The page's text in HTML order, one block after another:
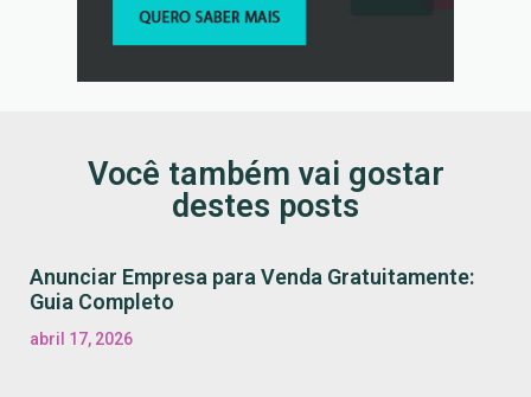
Você também vai gostar
destes posts
Anunciar Empresa para Venda Gratuitamente:
Guia Completo
abril 17, 2026